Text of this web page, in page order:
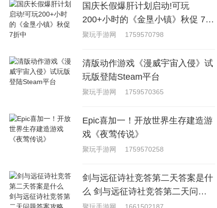
国庆长假爆肝计划启动!可玩
200+小时的《金垦小镇》秋促 7折
中
聚玩手游网 1759570798
清版动作游戏《漫威宇宙入侵》试
玩版登陆Steam平台
聚玩手游网 1759570365
Epic喜加一！开放世界生存建造游
戏《夜莺传说》
聚玩手游网 1759570258
剑与远征诗社竞答第二天答案是什
么 剑与远征诗社竞答第二天问题
答案攻略